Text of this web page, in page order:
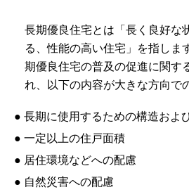
長期優良住宅とは「長く良好な
る、性能の高い住宅」を指しま
期優良住宅の普及の促進に関す
れ、以下の内容が大きな方向で
● 長期に使用するための構造およ
● 一定以上の住戸面積
● 居住環境などへの配慮
● 自然災害への配慮